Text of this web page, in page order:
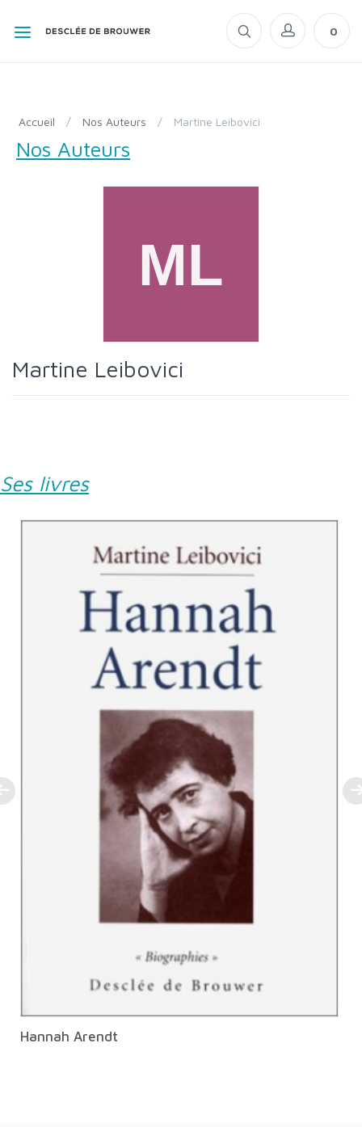
0
Accueil / Nos Auteurs / Martine Leibovici
Nos Auteurs
Martine Leibovici
Ses livres
Hannah Arendt